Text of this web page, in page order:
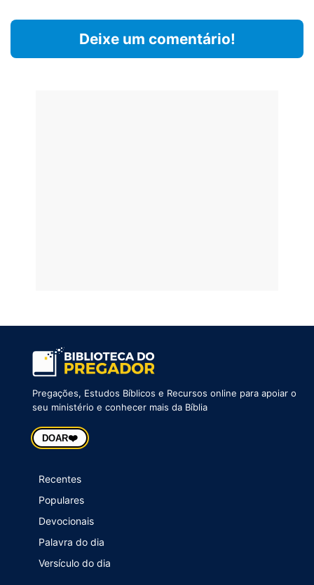
Deixe um comentário!
Pregações, Estudos Bíblicos e Recursos online para apoiar o
seu ministério e conhecer mais da Bíblia
DOAR❤️
Recentes
Populares
Devocionais
Palavra do dia
Versículo do dia